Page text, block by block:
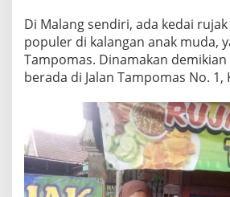
Di Malang sendiri, ada kedai
populer di kalangan anak muda,
Tampomas. Dinamakan
berada di Jalan Tampomas No. 1,